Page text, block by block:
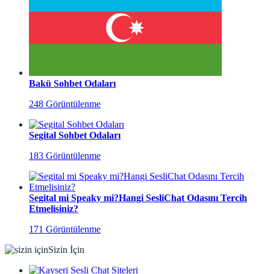
Bakü Sohbet Odaları
248 Görüntülenme
Segital Sohbet Odaları
183 Görüntülenme
Segital mi Speaky mi?Hangi SesliChat Odasını Tercih
Etmelisiniz?
171 Görüntülenme
Sizin İçin